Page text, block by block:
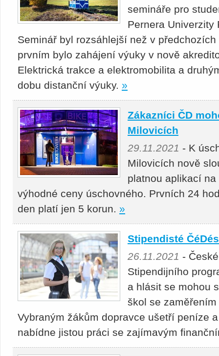
semináře pro
Pernera Univerzity
Seminář byl rozsáhlejší než v
prvním bylo zahájení výuky v nově
Elektrická trakce a elektromobilita a
dobu distanční výuky. »
Zákazníci ČD
Milovicích
29.11.2021 - K
Milovicích nově
platnou aplikací
výhodné ceny úschovného. Prvních 24
den platí jen 5 korun. »
Stipendisté
26.11.2021 -
Stipendijního
a hlásit se mohou
škol se
Vybraným žákům dopravce ušetří peníze
nabídne jistou práci se zajímavým